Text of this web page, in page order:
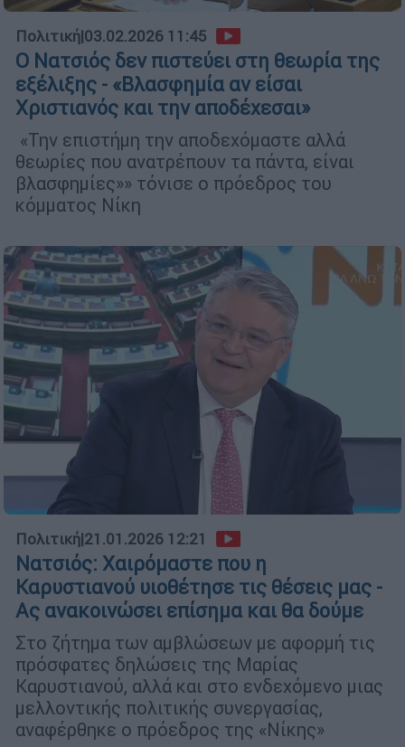
Πολιτική|03.02.2026 11:45
Ο Νατσιός δεν πιστεύει στη θεωρία της
εξέλιξης - «Βλασφημία αν είσαι
Χριστιανός και την αποδέχεσαι»
«Την επιστήμη την αποδεχόμαστε αλλά
θεωρίες που ανατρέπουν τα πάντα, είναι
βλασφημίες»» τόνισε ο πρόεδρος του
κόμματος Νίκη
Πολιτική|21.01.2026 12:21
Νατσιός: Χαιρόμαστε που η
Καρυστιανού υιοθέτησε τις θέσεις μας -
Ας ανακοινώσει επίσημα και θα δούμε
Στο ζήτημα των αμβλώσεων με αφορμή τις
πρόσφατες δηλώσεις της Μαρίας
Καρυστιανού, αλλά και στο ενδεχόμενο μιας
μελλοντικής πολιτικής συνεργασίας,
αναφέρθηκε ο πρόεδρος της «Νίκης»